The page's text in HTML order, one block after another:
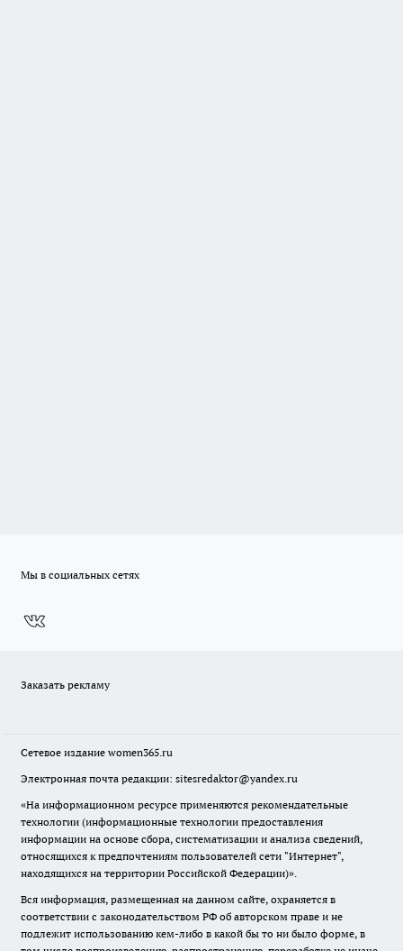
Мы в социальных сетях
Заказать рекламу
Сетевое издание women365.ru
Электронная почта редакции: sitesredaktor@yandex.ru
«На информационном ресурсе применяются рекомендательные
технологии (информационные технологии предоставления
информации на основе сбора, систематизации и анализа сведений,
относящихся к предпочтениям пользователей сети "Интернет",
находящихся на территории Российской Федерации)».
Вся информация, размещенная на данном сайте, охраняется в
соответствии с законодательством РФ об авторском праве и не
подлежит использованию кем-либо в какой бы то ни было форме, в